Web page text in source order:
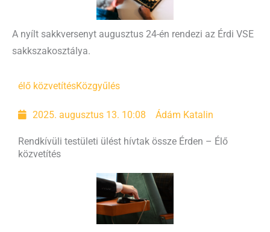
A nyílt sakkversenyt augusztus 24-én rendezi az Érdi VSE
sakkszakosztálya.
élő közvetítésKözgyűlés
2025. augusztus 13. 10:08 Ádám Katalin
Rendkívüli testületi ülést hívtak össze Érden – Élő
közvetítés